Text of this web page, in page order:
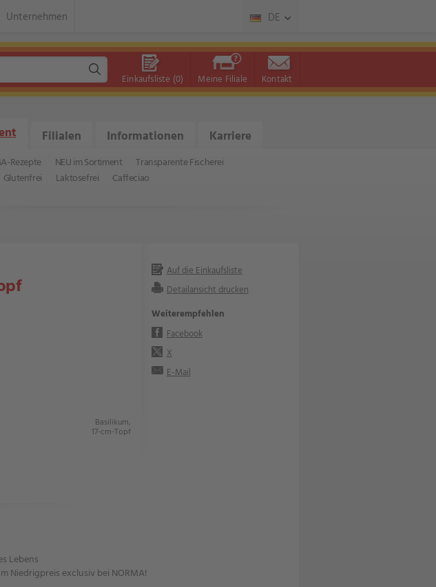
Unternehmen DE
Einkaufsliste (0) Meine Filiale Kontakt
Rezepte NEU im Sortiment
Transparente Fischerei
Glutenfrei Laktosefrei
Caffeciao
Filialen Informationen Karriere
Basilikum,
17-cm-Topf
Lebens
Niedrigpreis exclusiv bei NORMA!
Auf die Einkaufsliste
Detailansicht drucken
Weiterempfehlen
Facebook
X
E-Mail